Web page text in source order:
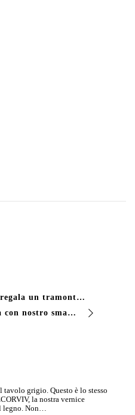
Oggi la natura ci regala un tramonto spettacolare.
Ringhiera verniciata con nostro smalto acrilico bicomponente ACRIVIV 70.00 LUCIDO cod. 2AG1. Sul nostro sito www.vivcolor.com trovate tutte le informazioni e l…
grigio. Questo è lo stesso
la nostra vernice
legno. Non…